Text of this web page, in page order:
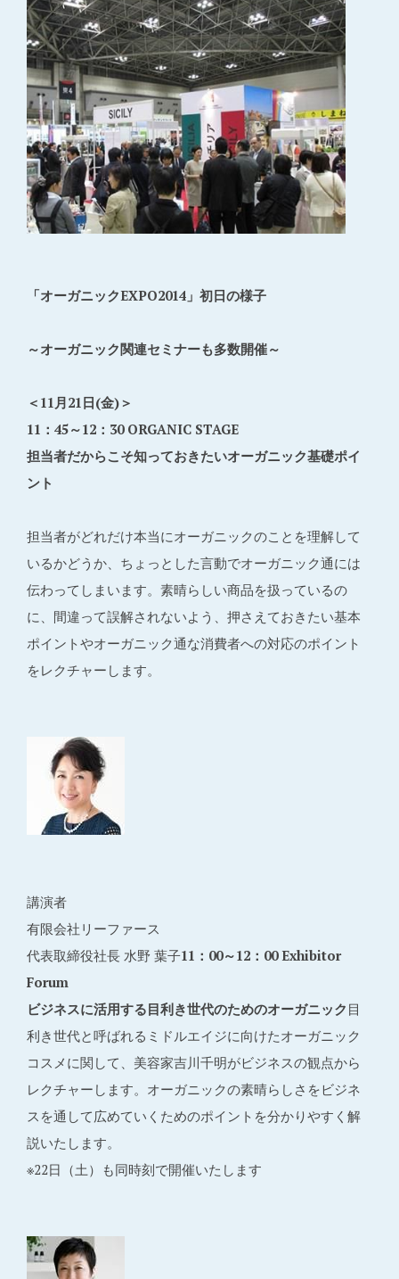
「オーガニックEXPO2014」初日の様子
～オーガニック関連セミナーも多数開催～
＜11月21日(金)＞
11：45～12：30 ORGANIC STAGE
担当者だからこそ知っておきたいオーガニック基礎ポイ
ント
担当者がどれだけ本当にオーガニックのことを理解して
いるかどうか、ちょっとした言動でオーガニック通には
伝わってしまいます。素晴らしい商品を扱っているの
に、間違って誤解されないよう、押さえておきたい基本
ポイントやオーガニック通な消費者への対応のポイント
をレクチャーします。
講演者
有限会社リーファース
代表取締役社長 水野 葉子11：00～12：00 Exhibitor
Forum
ビジネスに活用する目利き世代のためのオーガニック 目
利き世代と呼ばれるミドルエイジに向けたオーガニック
コスメに関して、美容家吉川千明がビジネスの観点から
レクチャーします。オーガニックの素晴らしさをビジネ
スを通して広めていくためのポイントを分かりやすく解
説いたします。
※22日（土）も同時刻で開催いたします